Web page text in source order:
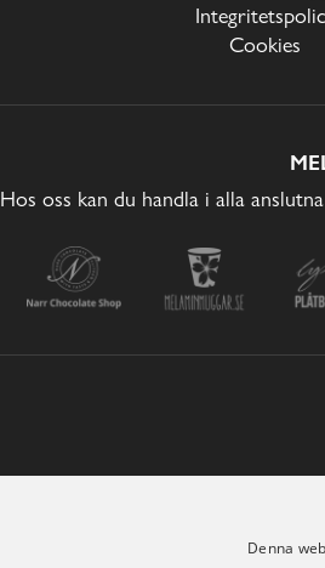
Cookies
Hos oss kan du handla i alla
Denna